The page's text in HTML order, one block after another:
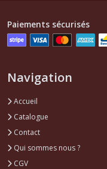
(1)
Mécanique
accessoire
R5
Support
silent
Paiements sécurisés
Navigation
Accueil
Catalogue
Contact
Qui sommes nous ?
CGV